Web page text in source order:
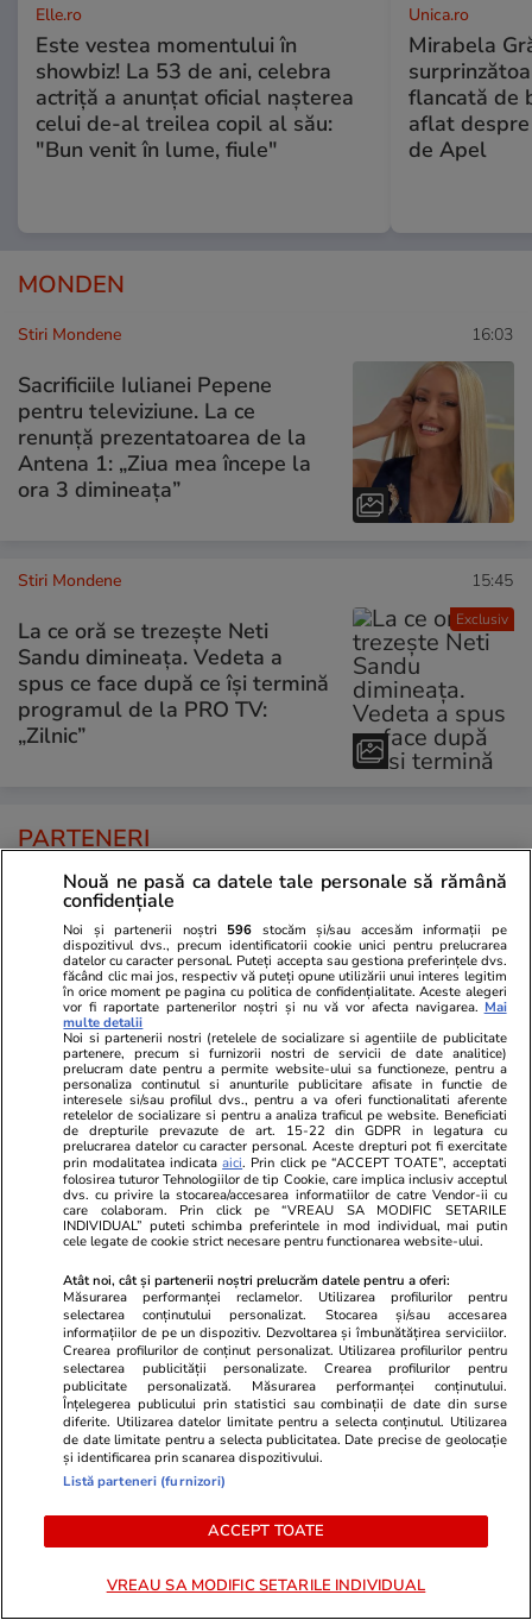
Elle.ro
Este vestea momentului în
showbiz! La 53 de ani, celebra
actriță a anunțat oficial nașterea
celui de-al treilea copil al său:
"Bun venit în lume, fiule"
Unica.ro
Mirabela
flancată de
aflat
de Apel
MONDEN
Stiri Mondene 16:03
Sacrificiile Iulianei Pepene
pentru televiziune. La ce
renunță prezentatoarea de la
Antena 1: „Ziua mea începe la
ora 3 dimineața”
Exclusiv
Stiri Mondene 15:45
La ce oră se trezește Neti
Sandu dimineața. Vedeta a
spus ce face după ce își termină
programul de la PRO TV:
„Zilnic”
PARTENERI
TVMania.ro
A rupt tăcerea fără nicio rușine!
Daniela Crudu spune totul despre
activitatea ei de pe platformele
wow!”
Stațiunea
unde iarba
să crească
PARTENERI
Nouă ne pasă ca datele tale personale să rămână
confidențiale
Noi și partenerii noștri 596 stocăm și/sau accesăm informații pe
dispozitivul dvs., precum identificatorii cookie unici pentru prelucrarea
datelor cu caracter personal. Puteți accepta sau gestiona preferințele dvs.
făcând clic mai jos, respectiv vă puteți opune utilizării unui interes legitim
în orice moment pe pagina cu politica de confidențialitate. Aceste alegeri
vor fi raportate partenerilor noștri și nu vă vor afecta navigarea. Mai
multe detalii
Noi si partenerii nostri (retelele de socializare si agentiile de publicitate
partenere, precum si furnizorii nostri de servicii de date analitice)
prelucram date pentru a permite website-ului sa functioneze, pentru a
personaliza continutul si anunturile publicitare afisate in functie de
interesele si/sau profilul dvs., pentru a va oferi functionalitati aferente
retelelor de socializare si pentru a analiza traficul pe website. Beneficiati
de drepturile prevazute de art. 15-22 din GDPR in legatura cu
prelucrarea datelor cu caracter personal. Aceste drepturi pot fi exercitate
prin modalitatea indicataaici. Prin click pe “ACCEPT TOATE”, acceptati
folosirea tuturor Tehnologiilor de tip Cookie, care implica inclusiv acceptul
dvs. cu privire la stocarea/accesarea informatiilor de catre Vendor-ii cu
care colaboram. Prin click pe “VREAU SA MODIFIC SETARILE
INDIVIDUAL” puteti schimba preferintele in mod individual, mai putin
cele legate de cookie strict necesare pentru functionarea website-ului.
Atât noi, cât și partenerii noștri prelucrăm datele pentru a oferi:
Măsurarea performanței reclamelor. Utilizarea profilurilor pentru
selectarea conținutului personalizat. Stocarea și/sau accesarea
informațiilor de pe un dispozitiv. Dezvoltarea și îmbunătățirea serviciilor.
Crearea profilurilor de conținut personalizat. Utilizarea profilurilor pentru
selectarea publicității personalizate. Crearea profilurilor pentru
publicitate personalizată. Măsurarea performanței conținutului.
Înțelegerea publicului prin statistici sau combinații de date din surse
diferite. Utilizarea datelor limitate pentru a selecta conținutul. Utilizarea
de date limitate pentru a selecta publicitatea. Date precise de geolocație
și identificarea prin scanarea dispozitivului.
Listă parteneri (furnizori)
ACCEPT TOATE
VREAU SA MODIFIC SETARILE INDIVIDUAL